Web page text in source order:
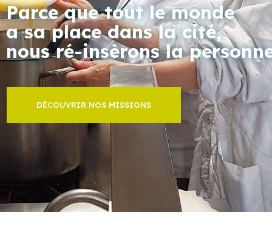
Parce que tout le monde
a sa place dans la cité,
nous ré-insèrons la
DÉCOUVRIR NOS MISSIONS